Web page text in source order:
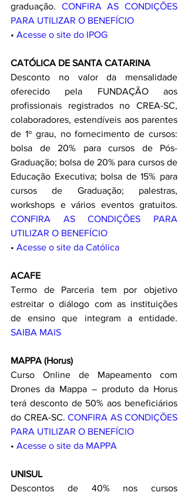
graduação. CONFIRA AS CONDIÇÕES
PARA UTILIZAR O BENEFÍCIO
• Acesse o site do IPOG
CATÓLICA DE SANTA CATARINA
Desconto no valor da mensalidade
oferecido pela FUNDAÇÃO aos
profissionais registrados no CREA-SC,
colaboradores, estendíveis aos parentes
de 1º grau, no fornecimento de cursos:
bolsa de 20% para cursos de Pós-
Graduação; bolsa de 20% para cursos de
Educação Executiva; bolsa de 15% para
cursos de Graduação; palestras,
CONFIRA AS CONDIÇÕES PARA
UTILIZAR O BENEFÍCIO
• Acesse o site da Católica
ACAFE
Termo de Parceria tem por objetivo
estreitar o diálogo com as instituições
SAIBA MAIS
MAPPA (Horus)
Curso Online de Mapeamento com
Drones da Mappa – produto da Horus
terá desconto de 50% aos beneficiários
do CREA-SC. CONFIRA AS CONDIÇÕES
PARA UTILIZAR O BENEFÍCIO
• Acesse o site da MAPPA
UNISUL
Descontos de 40% nos cursos